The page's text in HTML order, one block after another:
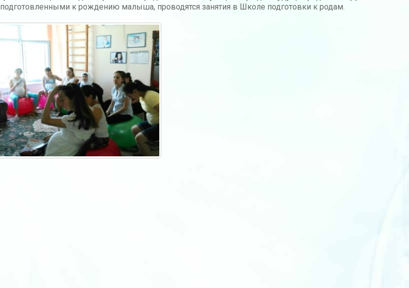
к рождению малыша, проводятся занятия в Школе подготовки к родам.